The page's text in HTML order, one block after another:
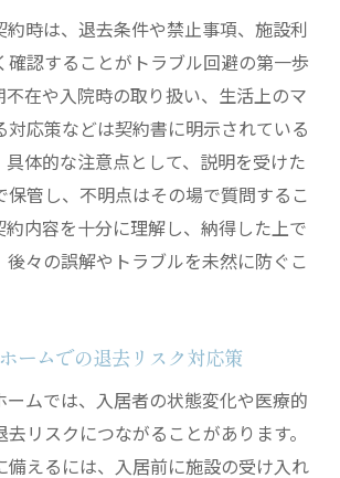
約時は、退去条件や禁止事項、施設利
確認することがトラブル回避の第一歩
不在や入院時の取り扱い、生活上のマ
対応策などは契約書に明示されている
具体的な注意点として、説明を受けた
保管し、不明点はその場で質問するこ
約内容を十分に理解し、納得した上で
後々の誤解やトラブルを未然に防ぐこ
ームでの退去リスク対応策
ームでは、入居者の状態変化や医療的
リスクにつながることがあります。
備えるには、入居前に施設の受け入れ